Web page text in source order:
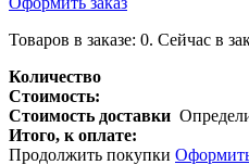
Товаров в заказе: 0. Сейчас в
Количество
Стоимость:
Стоимость доставки
Итого, к оплате:
Продолжить покупки